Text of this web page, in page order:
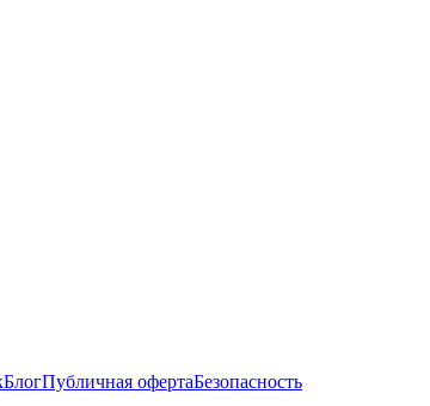
БлогПубличная офертаБезопасность